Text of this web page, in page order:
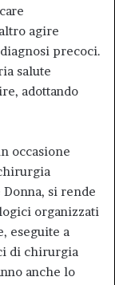
agire
precoci.
salute
adottando
occasione
si rende
organizzati
eseguite a
di chirurgia
anche lo